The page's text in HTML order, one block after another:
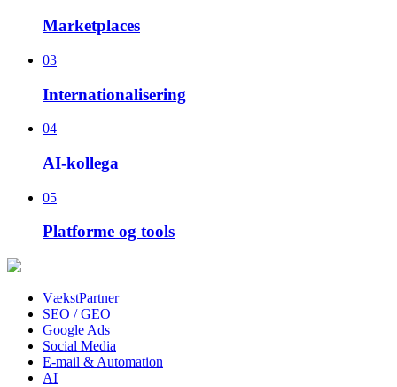
Marketplaces
03
Internationalisering
04
AI-kollega
05
Platforme og tools
VækstPartner
SEO / GEO
Google Ads
Social Media
E-mail & Automation
AI